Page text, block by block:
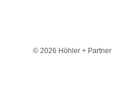
© 2026 Höhler + Partner